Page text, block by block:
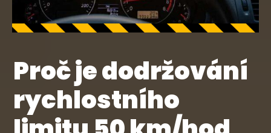
Proč je dodržování
rychlostního